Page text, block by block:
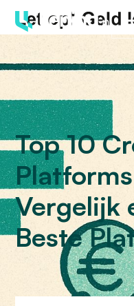
Top 10
Vergelijk
Beste